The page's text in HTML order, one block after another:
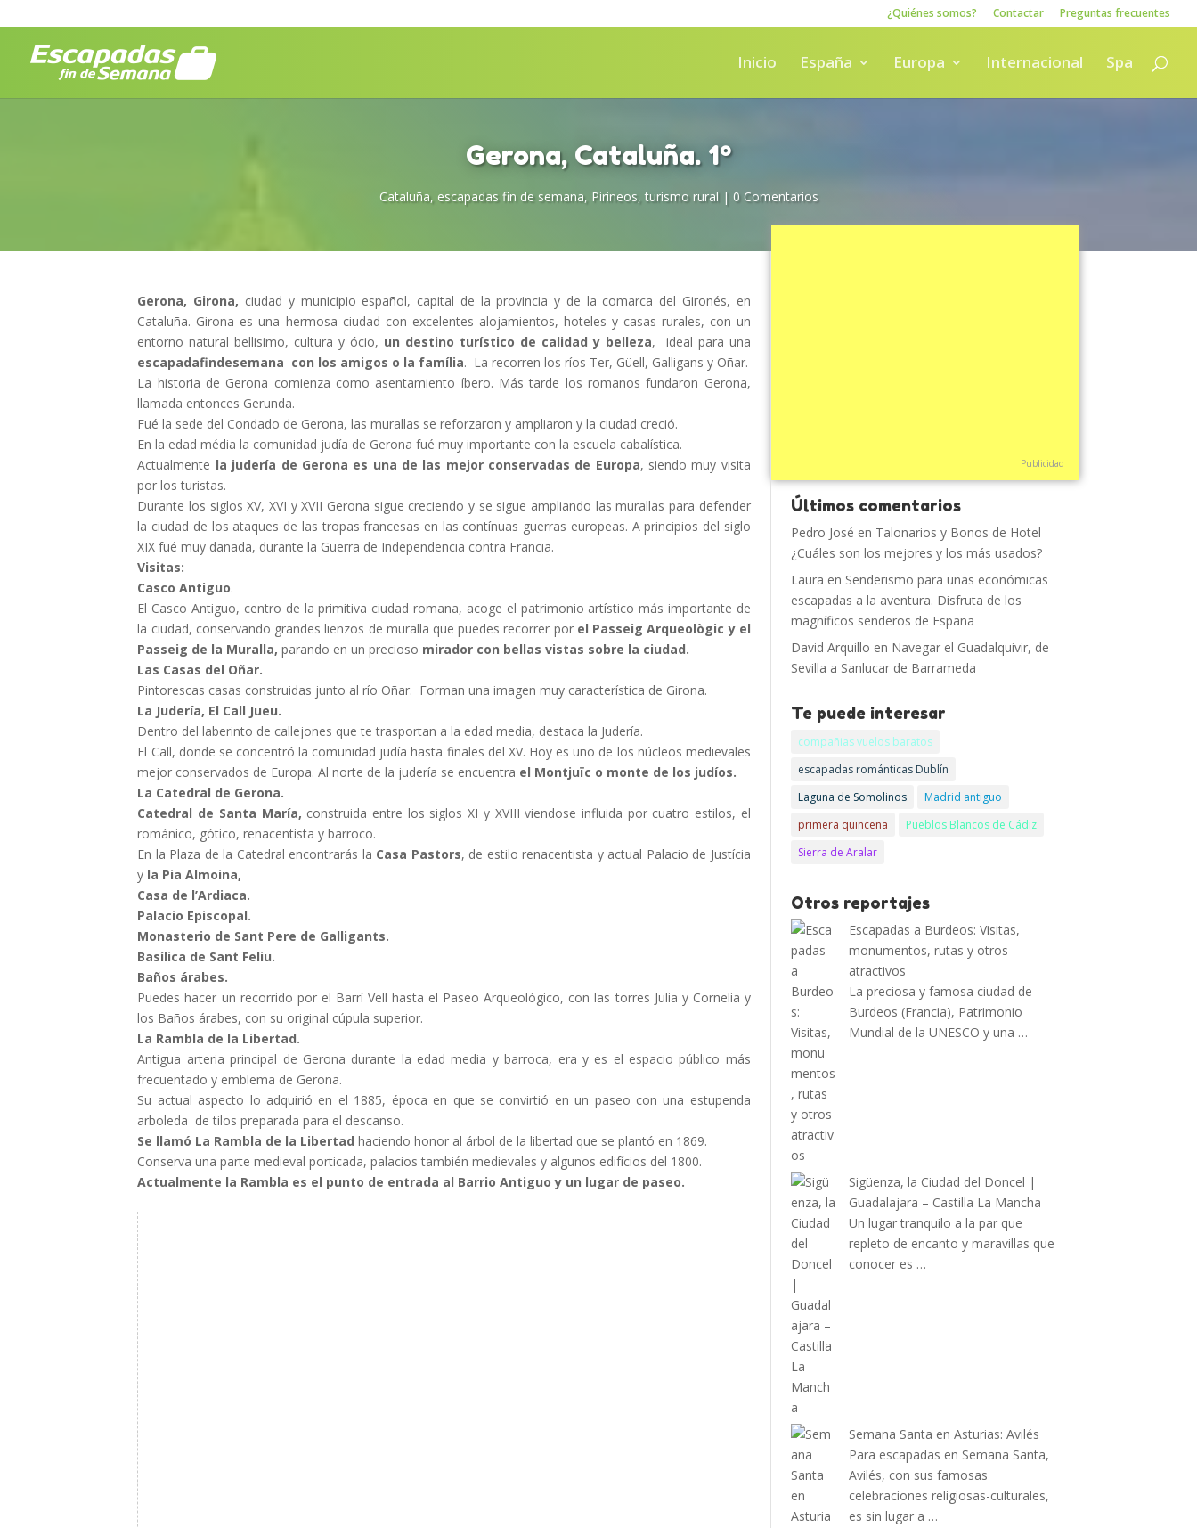
¿Quiénes somos? Contactar Preguntas frecuentes
Inicio España Europa Internacional Spa
Gerona, Cataluña. 1º
Cataluña, escapadas fin de semana, Pirineos, turismo rural | 0 Comentarios
Gerona, Girona, ciudad y municipio español, capital de la provincia y de la comarca del Gironés, en
Cataluña. Girona es una hermosa ciudad con excelentes alojamientos, hoteles y casas rurales, con un
entorno natural bellisimo, cultura y ócio, un destino turístico de calidad y belleza, ideal para una
escapadafindesemana con los amigos o la família. La recorren los ríos Ter, Güell, Galligans y Oñar.
La historia de Gerona comienza como asentamiento íbero. Más tarde los romanos fundaron Gerona,
llamada entonces Gerunda.
Fué la sede del Condado de Gerona, las murallas se reforzaron y ampliaron y la ciudad creció.
En la edad média la comunidad judía de Gerona fué muy importante con la escuela cabalística.
Actualmente la judería de Gerona es una de las mejor conservadas de Europa, siendo muy visita
por los turistas.
Durante los siglos XV, XVI y XVII Gerona sigue creciendo y se sigue ampliando las murallas para defender
la ciudad de los ataques de las tropas francesas en las contínuas guerras europeas. A principios del siglo
XIX fué muy dañada, durante la Guerra de Independencia contra Francia.
Visitas:
Casco Antiguo.
El Casco Antiguo, centro de la primitiva ciudad romana, acoge el patrimonio artístico más importante de
la ciudad, conservando grandes lienzos de muralla que puedes recorrer porel Passeig Arqueològic y el
Passeig de la Muralla, parando en un precioso mirador con bellas vistas sobre la ciudad.
Las Casas del Oñar.
Pintorescas casas construidas junto al río Oñar. Forman una imagen muy característica de Girona.
La Judería, El Call Jueu.
Dentro del laberinto de callejones que te trasportan a la edad media, destaca la Judería.
El Call, donde se concentró la comunidad judía hasta finales del XV. Hoy es uno de los núcleos medievales
mejor conservados de Europa. Al norte de la judería se encuentra el Montjuïc o monte de los judíos.
La Catedral de Gerona.
Catedral de Santa María, construida entre los siglos XI y XVIII viendose influida por cuatro estilos, el
románico, gótico, renacentista y barroco.
En la Plaza de la Catedral encontrarás la Casa Pastors, de estilo renacentista y actual Palacio de Justícia
y la Pia Almoina,
Casa de l’Ardiaca.
Palacio Episcopal.
Monasterio de Sant Pere de Galligants.
Basílica de Sant Feliu.
Baños árabes.
Puedes hacer un recorrido por el Barrí Vell hasta el Paseo Arqueológico, con las torres Julia y Cornelia y
los Baños árabes, con su original cúpula superior.
La Rambla de la Libertad.
Antigua arteria principal de Gerona durante la edad media y barroca, era y es el espacio público más
frecuentado y emblema de Gerona.
Su actual aspecto lo adquirió en el 1885, época en que se convirtió en un paseo con una estupenda
arboleda de tilos preparada para el descanso.
Se llamó La Rambla de la Libertadhaciendo honor al árbol de la libertad que se plantó en 1869.
Conserva una parte medieval porticada, palacios también medievales y algunos edifícios del 1800.
Actualmente la Rambla es el punto de entrada al Barrio Antiguo y un lugar de paseo.
Publicidad
Últimos comentarios
Pedro José en Talonarios y Bonos de Hotel
¿Cuáles son los mejores y los más usados?
Laura en Senderismo para unas económicas
escapadas a la aventura. Disfruta de los
magníficos senderos de España
David Arquillo en Navegar el Guadalquivir, de
Sevilla a Sanlucar de Barrameda
Te puede interesar
compañias vuelos baratos
escapadas románticas Dublín
Laguna de Somolinos
Madrid antiguo
primera quincena
Pueblos Blancos de Cádiz
Sierra de Aralar
Otros reportajes
Escapadas a Burdeos: Visitas,
monumentos, rutas y otros
atractivos
La preciosa y famosa ciudad de
Burdeos (Francia), Patrimonio
Mundial de la UNESCO y una …
Sigüenza, la Ciudad del Doncel |
Guadalajara – Castilla La Mancha
Un lugar tranquilo a la par que
repleto de encanto y maravillas que
conocer es …
Semana Santa en Asturias: Avilés
Para escapadas en Semana Santa,
Avilés, con sus famosas
celebraciones religiosas-culturales,
es sin lugar a …